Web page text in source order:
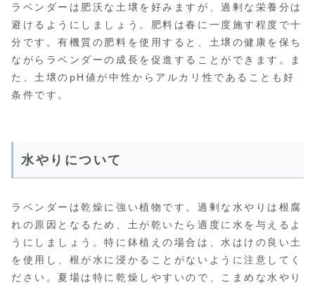
ラベンダーは肥沃な土壌を好みますが、過剰な栄養分は
避けるようにしましょう。肥料は春に一度施す程度で十
分です。有機質の肥料を使用すると、土壌の健康を保ち
ながらラベンダーの成長を促進することができます。ま
た、土壌のpH値が中性からアルカリ性であることも好
条件です。
水やりについて
ラベンダーは乾燥に強い植物です。過剰な水やりは根腐
れの原因となるため、土が乾いたら適度に水を与えるよ
うにしましょう。特に鉢植えの場合は、水はけの良い土
を使用し、根が水に浸かることがないように注意してく
ださい。夏場は特に乾燥しやすいので、こまめな水やり